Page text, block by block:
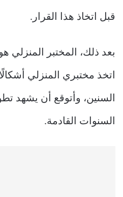
قبل اتخاذ هذا القرار.
بعد ذلك، المختبر المنزلي
اتخذ مختبري المنزلي
السنين، وأتوقع أن يشهد
السنوات القادمة.